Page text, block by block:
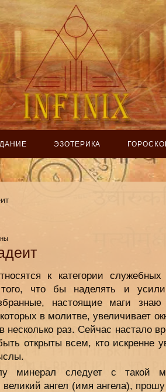
ЭЗОТЕРИКА
к категории
что бы наделять и
настоящие маги
в молитве, увеличивает
несколько раз. Сейчас настало
открыты всем, кто искренне
минерал следует с такой
ангел (имя ангела), прошу